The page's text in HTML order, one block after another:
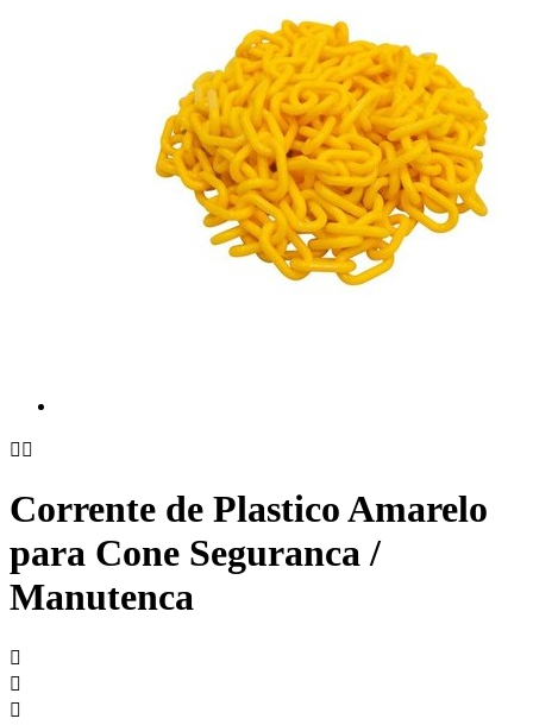
 
Corrente de Plastico Amarelo
para Cone Seguranca /
Manutenca


